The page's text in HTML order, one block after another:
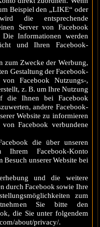
Beispiel den „LIKE“ oder
die entsprechende
Server von Facebook
Informationen werden
und Ihren Facebook-
zum Zwecke der Werbung,
Gestaltung der Facebook-
Facebook Nutzungs-,
z. B. um Ihre Nutzung
die Ihnen bei Facebook
andere Facebook-
Website zu informieren
Facebook verbundene
die über unseren
Ihrem Facebook-Konto
Besuch unserer Website bei
und die weitere
durch Facebook sowie Ihre
zum
Sie bitte den
die Sie unter folgendem
about/privacy/.